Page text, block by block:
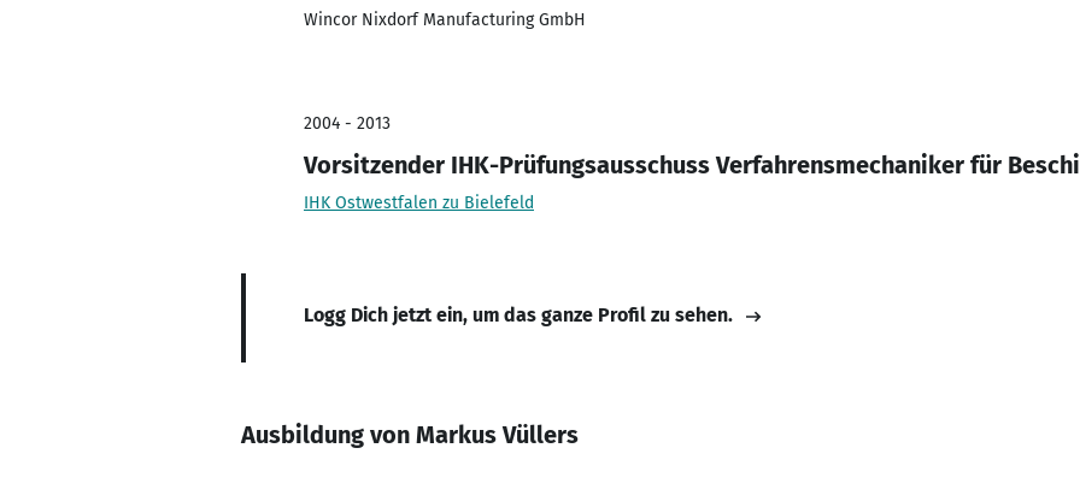
Wincor Nixdorf Manufacturing GmbH
2004 - 2013
Vorsitzender IHK-Prüfungsausschuss Verfahrensmechaniker für
IHK Ostwestfalen zu Bielefeld
Logg Dich jetzt ein, um das ganze Profil zu sehen.
Ausbildung von Markus Vüllers